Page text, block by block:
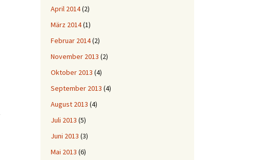
April 2014(2)
März 2014(1)
Februar 2014(2)
November 2013 (2)
Oktober 2013 (4)
September 2013 (4)
August 2013 (4)
Juli 2013 (5)
Juni 2013 (3)
Mai 2013 (6)